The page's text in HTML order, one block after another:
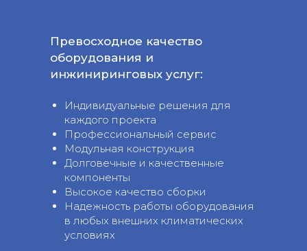
Превосходное качество
оборудования и
инжиниринговых услуг:
Индивидуальные решения для
каждого проекта
Профессиональный сервис
Модульная конструкция
Долговечные и качественные
компоненты
Высокое качество сборки
Надежность работы оборудования
в любых внешних климатических
условиях